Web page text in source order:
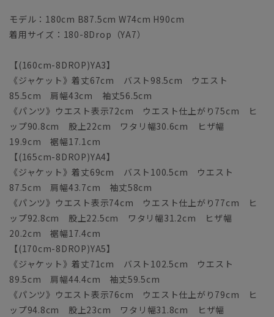
モデル：180cm B87.5cm W74cm H90cm
着用サイズ：180-8Drop（YA7）
【(160cm-8DROP)YA3】
《ジャケット》着丈67cm バスト98.5cm ウエスト
85.5cm 肩幅43cm 袖丈56.5cm
《パンツ》ウエスト表示72cm ウエスト仕上がり75cm ヒ
ップ90.8cm 股上22cm ワタリ幅30.6cm ヒザ幅
19.9cm 裾幅17.1cm
【(165cm-8DROP)YA4】
《ジャケット》着丈69cm バスト100.5cm ウエスト
87.5cm 肩幅43.7cm 袖丈58cm
《パンツ》ウエスト表示74cm ウエスト仕上がり77cm ヒ
ップ92.8cm 股上22.5cm ワタリ幅31.2cm ヒザ幅
20.2cm 裾幅17.4cm
【(170cm-8DROP)YA5】
《ジャケット》着丈71cm バスト102.5cm ウエスト
89.5cm 肩幅44.4cm 袖丈59.5cm
《パンツ》ウエスト表示76cm ウエスト仕上がり79cm ヒ
ップ94.8cm 股上23cm ワタリ幅31.8cm ヒザ幅